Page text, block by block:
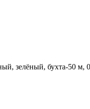
зелёный, бухта-50 м,